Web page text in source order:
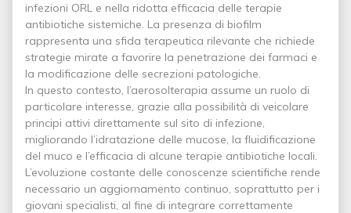
infezioni ORL e nella ridotta efficacia delle terapie
antibiotiche sistemiche. La presenza di biofilm
rappresenta una sfida terapeutica rilevante che richiede
strategie mirate a favorire la penetrazione dei farmaci e
la modificazione delle secrezioni patologiche.
In questo contesto, l’aerosolterapia assume un ruolo di
particolare interesse, grazie alla possibilità di veicolare
principi attivi direttamente sul sito di infezione,
migliorando l’idratazione delle mucose, la fluidificazione
del muco e l’efficacia di alcune terapie antibiotiche locali.
L’evoluzione costante delle conoscenze scientifiche rende
necessario un aggiornamento continuo, soprattutto per i
giovani specialisti, al fine di integrare correttamente